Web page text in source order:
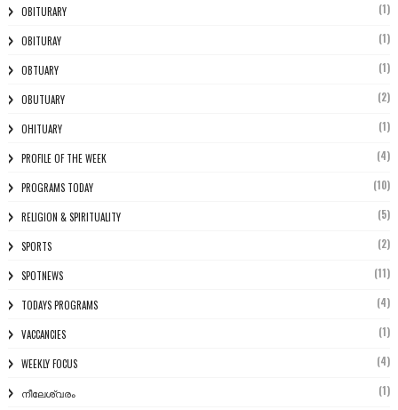
OBITURARY (1)
OBITURAY (1)
OBTUARY (1)
OBUTUARY (2)
OHITUARY (1)
PROFILE OF THE WEEK (4)
PROGRAMS TODAY (10)
RELIGION & SPIRITUALITY (5)
SPORTS (2)
SPOTNEWS (11)
TODAYS PROGRAMS (4)
VACCANCIES (1)
WEEKLY FOCUS (4)
നീലേശ്വരം (1)